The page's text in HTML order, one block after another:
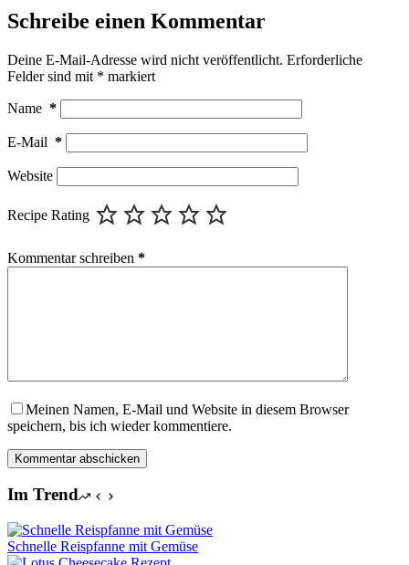
Schreibe einen Kommentar
Deine E-Mail-Adresse wird nicht veröffentlicht. Erforderliche
Felder sind mit * markiert
Name *
E-Mail *
Website
Recipe Rating
Kommentar schreiben *
Meinen Namen, E-Mail und Website in diesem Browser
speichern, bis ich wieder kommentiere.
Kommentar abschicken
Im Trend
Schnelle Reispfanne mit Gemüse